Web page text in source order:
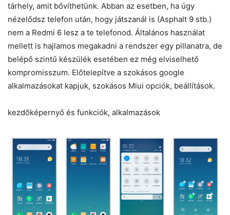
tárhely, amit bővíthetünk. Abban az esetben, ha úgy
nézelődsz telefon után, hogy játszanál is (Asphalt 9 stb.)
nem a Redmi 6 lesz a te telefonod. Általános használat
mellett is hajlamos megakadni a rendszer egy pillanatra, de
belépő szintű készülék esetében ez még elviselhető
kompromisszum. Előtelepítve a szokásos google
alkalmazásokat kapjuk, szokásos Miui opciók, beállítások.
kezdőképernyő és funkciók, alkalmazások